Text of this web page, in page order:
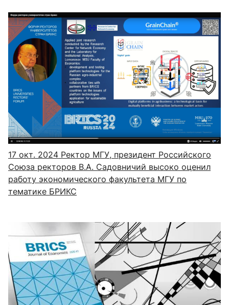
17 окт. 2024 Ректор МГУ, президент Российского
Союза ректоров В.А. Садовничий высоко оценил
работу экономического факультета МГУ по
тематике БРИКС